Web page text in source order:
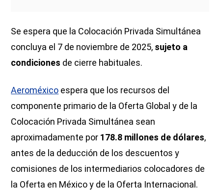
Se espera que la Colocación Privada Simultánea
concluya el 7 de noviembre de 2025, sujeto a
condiciones de cierre habituales.
Aeroméxico espera que los recursos del
componente primario de la Oferta Global y de la
Colocación Privada Simultánea sean
aproximadamente por 178.8 millones de dólares,
antes de la deducción de los descuentos y
comisiones de los intermediarios colocadores de
la Oferta en México y de la Oferta Internacional.